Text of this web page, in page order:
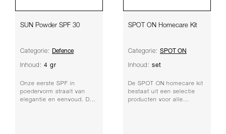
SUN Powder SPF 30
Categorie: Defence
Inhoud: 4 gr
Onze eerste SPF in
poedervorm straalt van
elegantie en eenvoud. De
SPOT ON Homecare Kit
Categorie: SPOT ON
Inhoud: set
De SPOT ON homecare kit
bestaat uit een selectie
producten voor alle